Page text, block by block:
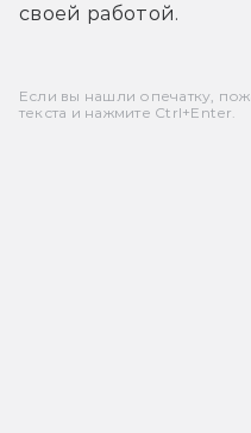
своей работой.
Если вы нашли опечатку,
текста и нажмите Ctrl+Enter.